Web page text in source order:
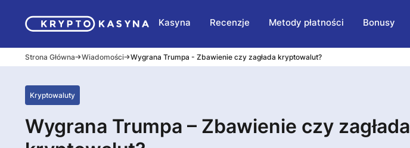
Kasyna Recenzje Metody płatności Bonusy
Strona Główna Wiadomości Wygrana Trumpa - Zbawienie czy zagłada kryptowalut?
Kryptowaluty
Wygrana Trumpa – Zbawienie czy zagłada